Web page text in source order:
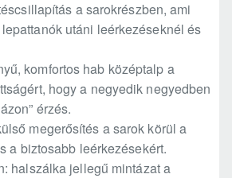
a sarokrészben, ami
utáni leérkezéseknél és
komfortos hab középtalp a
hogy a negyedik negyedben
érzés.
megerősítés a sarok körül a
a biztosabb leérkezésekért.
halszálka jellegű mintázat a